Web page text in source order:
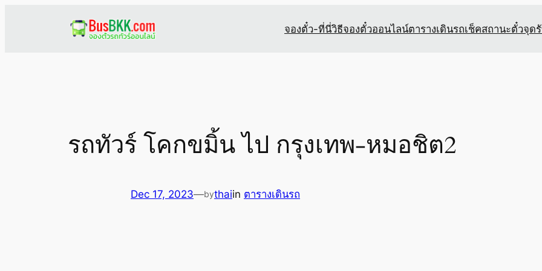
จองตั๋ว-ที่นี่วิธีจองตั๋วออนไลน์ตารางเดินรถเช็คสถานะตั๋วจุด
รถทัวร์ โคกขมิ้น ไป กรุงเทพ-หมอชิต2
Dec 17, 2023—bythaiin ตารางเดินรถ